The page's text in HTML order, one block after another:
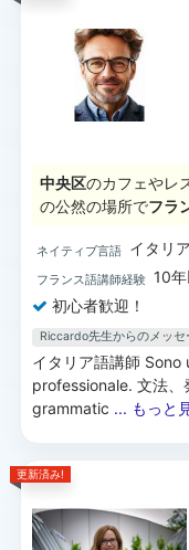
中央区のカフェやレ
の公然の場所でフラ
ネイティブ言語 イタリ
フランス語講師経験 10年
初心者歓迎！
Riccardo先生からのメッセ
イタリア語講師
professionale. 文法
grammatic ... もっと
更新済み!